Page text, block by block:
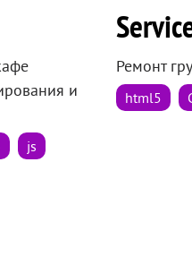
и
js
Ремонт
html5